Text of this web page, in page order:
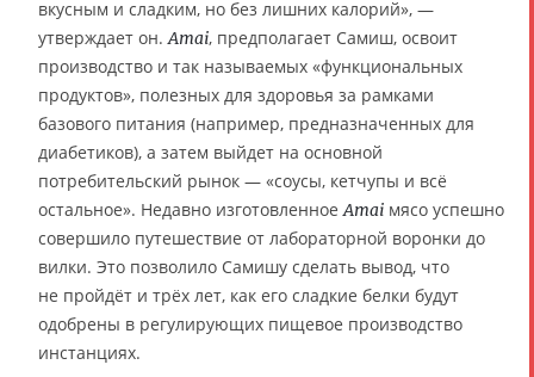
вкусным и сладким, но без лишних калорий», —
утверждает он. Amai, предполагает Самиш, освоит
производство и так называемых «функциональных
продуктов», полезных для здоровья за рамками
базового питания (например, предназначенных для
диабетиков), а затем выйдет на основной
потребительский рынок — «соусы, кетчупы и всё
остальное». Недавно изготовленное Amai мясо успешно
совершило путешествие от лабораторной воронки до
вилки. Это позволило Самишу сделать вывод, что
не пройдёт и трёх лет, как его сладкие белки будут
одобрены в регулирующих пищевое производство
инстанциях.